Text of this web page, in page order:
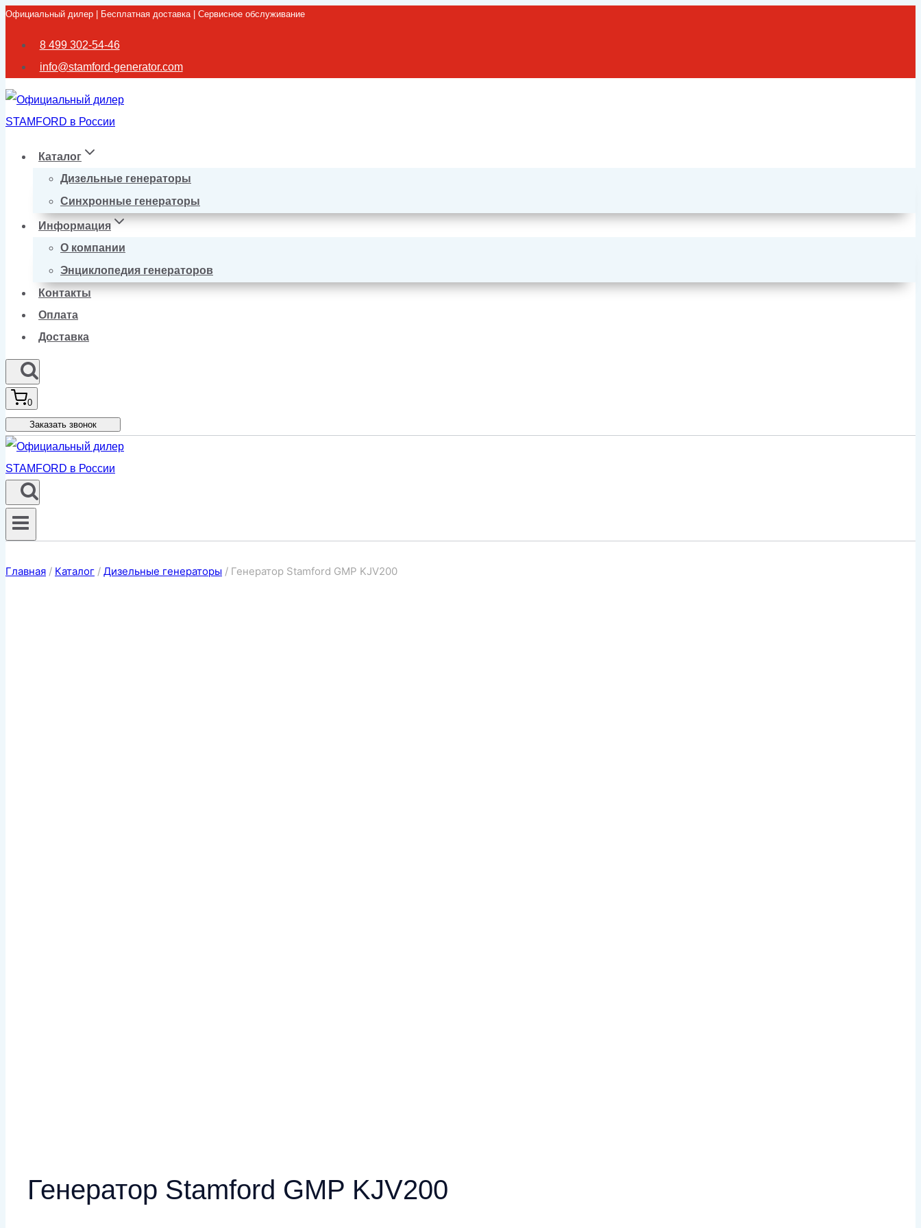
Перейти
Официальный дилер | Бесплатная доставка | Сервисное обслуживание
8 499 302-54-46
info@stamford-generator.com
Каталог
Дизельные генераторы
Синхронные генераторы
Информация
О компании
Энциклопедия генераторов
Контакты
Оплата
Доставка
0
Заказать звонок
Главная / Каталог / Дизельные генераторы / Генератор Stamford GMP KJV200
Генератор Stamford GMP KJV200